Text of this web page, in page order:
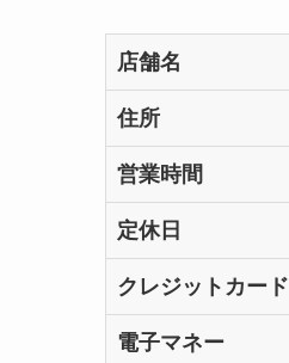
店舗名
住所
営業時間
定休日
クレジットカード
電子マネー